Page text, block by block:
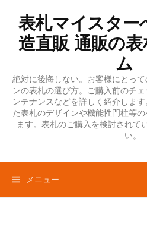
表札マイスター
造直販 通販の
ム
絶対に後悔しない。お客様にとっ
ンの表札の選び方。ご購入前のチ
ンテナンスなどを詳しく紹介しま
た表札のデザインや機能性門柱等
ます。表札のご購入を検討されて
い。
メニュー